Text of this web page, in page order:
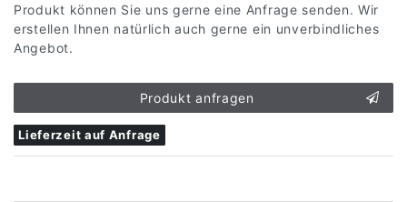
Produkt können Sie uns gerne eine Anfrage senden. Wir
erstellen Ihnen natürlich auch gerne ein unverbindliches
Angebot.
Produkt anfragen
Lieferzeit auf Anfrage